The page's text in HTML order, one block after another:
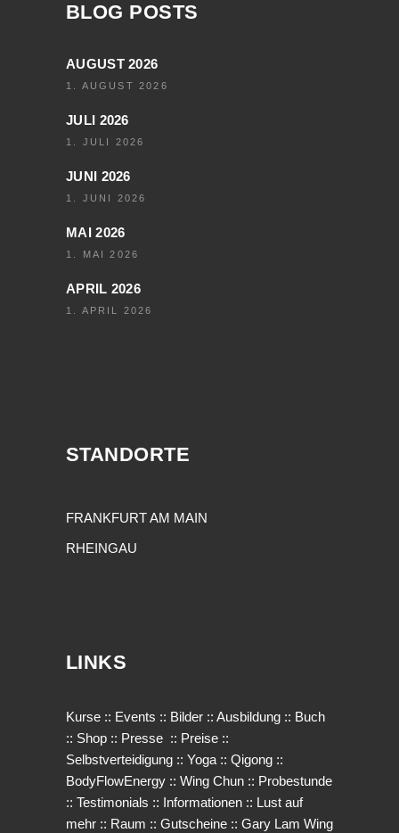
BLOG POSTS
AUGUST 2026
1. AUGUST 2026
JULI 2026
1. JULI 2026
JUNI 2026
1. JUNI 2026
MAI 2026
1. MAI 2026
APRIL 2026
1. APRIL 2026
STANDORTE
FRANKFURT AM MAIN
RHEINGAU
LINKS
Kurse :: Events :: Bilder :: Ausbildung :: Buch
:: Shop :: Presse :: Preise ::
Selbstverteidigung :: Yoga :: Qigong ::
BodyFlowEnergy :: Wing Chun :: Probestunde
:: Testimonials :: Informationen :: Lust auf
mehr :: Raum :: Gutscheine :: Gary Lam Wing